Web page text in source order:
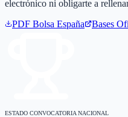
electrónico ni obligarte a
PDF Bolsa España Bases
ESTADO CONVOCATORIA NACIONAL